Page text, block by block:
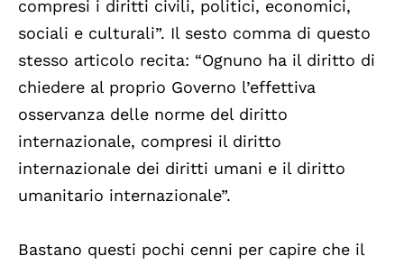
compresi i diritti civili, politici, economici,
sociali e culturali”. Il sesto comma di questo
stesso articolo recita: “Ognuno ha il diritto di
chiedere al proprio Governo l’effettiva
osservanza delle norme del diritto
internazionale, compresi il diritto
internazionale dei diritti umani e il diritto
umanitario internazionale”.
Bastano questi pochi cenni per capire che il